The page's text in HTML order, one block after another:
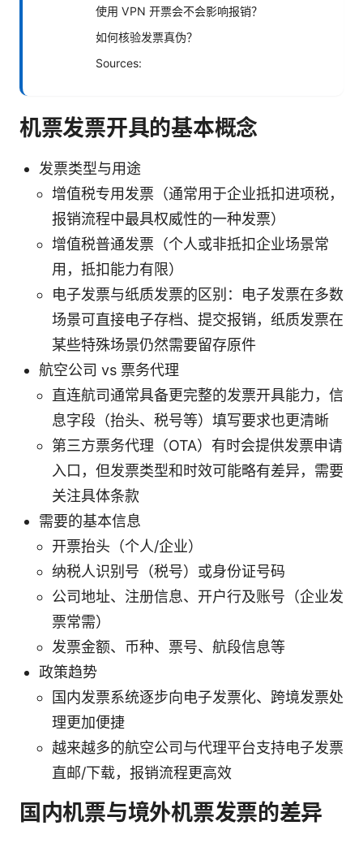
使用 VPN 开票会不会影响报销？
如何核验发票真伪？
Sources:
机票发票开具的基本概念
发票类型与用途
增值税专用发票（通常用于企业抵扣进项税，
报销流程中最具权威性的一种发票）
增值税普通发票（个人或非抵扣企业场景常
用，抵扣能力有限）
电子发票与纸质发票的区别：电子发票在多数
场景可直接电子存档、提交报销，纸质发票在
某些特殊场景仍然需要留存原件
航空公司 vs 票务代理
直连航司通常具备更完整的发票开具能力，信
息字段（抬头、税号等）填写要求也更清晰
第三方票务代理（OTA）有时会提供发票申请
入口，但发票类型和时效可能略有差异，需要
关注具体条款
需要的基本信息
开票抬头（个人/企业）
纳税人识别号（税号）或身份证号码
公司地址、注册信息、开户行及账号（企业发
票常需）
发票金额、币种、票号、航段信息等
政策趋势
国内发票系统逐步向电子发票化、跨境发票处
理更加便捷
越来越多的航空公司与代理平台支持电子发票
直邮/下载，报销流程更高效
国内机票与境外机票发票的差异